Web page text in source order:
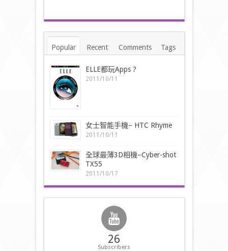
Popular Recent Comments Tags
ELLE都玩Apps ?
2011/10/11
女士智能手機– HTC Rhyme
2011/10/11
全球最薄3D相機–Cyber-shot
TX55
2011/10/17
26
Subscribers